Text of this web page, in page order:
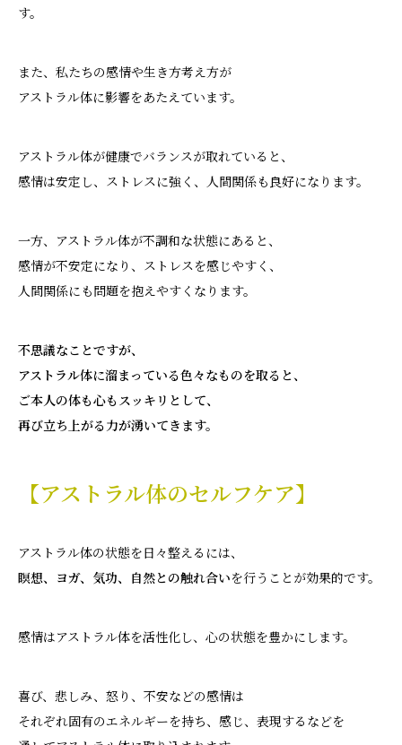
す。
また、私たちの感情や生き方考え方が
アストラル体に影響をあたえています。
アストラル体が健康でバランスが取れていると、
感情は安定し、ストレスに強く、人間関係も良好になります。
一方、アストラル体が不調和な状態にあると、
感情が不安定になり、ストレスを感じやすく、
人間関係にも問題を抱えやすくなります。
不思議なことですが、
アストラル体に溜まっている色々なものを取ると、
ご本人の体も心もスッキリとして、
再び立ち上がる力が湧いてきます。
【アストラル体のセルフケア】
アストラル体の状態を日々整えるには、
瞑想、ヨガ、気功、自然との触れ合いを行うことが効果的です。
感情はアストラル体を活性化し、心の状態を豊かにします。
喜び、悲しみ、怒り、不安などの感情は
それぞれ固有のエネルギーを持ち、感じ、表現するなどを